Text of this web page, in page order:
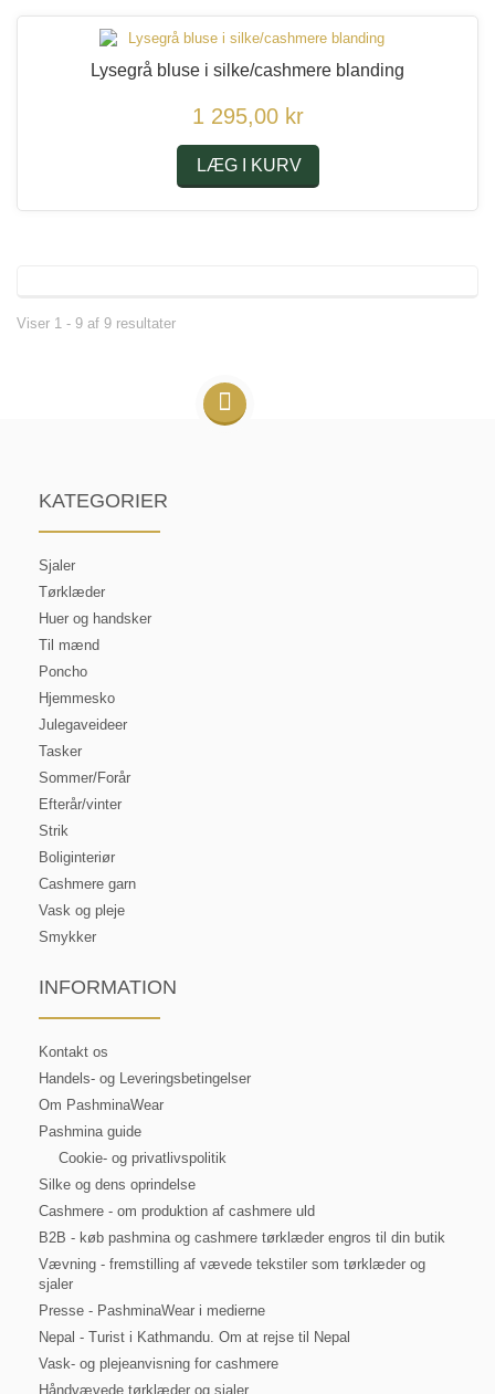
Lysegrå bluse i silke/cashmere blanding
1 295,00 kr
LÆG I KURV
Viser 1 - 9 af 9 resultater
KATEGORIER
Sjaler
Tørklæder
Huer og handsker
Til mænd
Poncho
Hjemmesko
Julegaveideer
Tasker
Sommer/Forår
Efterår/vinter
Strik
Boliginteriør
Cashmere garn
Vask og pleje
Smykker
INFORMATION
Kontakt os
Handels- og Leveringsbetingelser
Om PashminaWear
Pashmina guide
Cookie- og privatlivspolitik
Silke og dens oprindelse
Cashmere - om produktion af cashmere uld
B2B - køb pashmina og cashmere tørklæder engros til din butik
Vævning - fremstilling af vævede tekstiler som tørklæder og
sjaler
Presse - PashminaWear i medierne
Nepal - Turist i Kathmandu. Om at rejse til Nepal
Vask- og plejeanvisning for cashmere
Håndvævede tørklæder og sjaler